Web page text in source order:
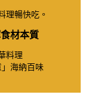
理暢快吃。
材本質
料理
」海納百味